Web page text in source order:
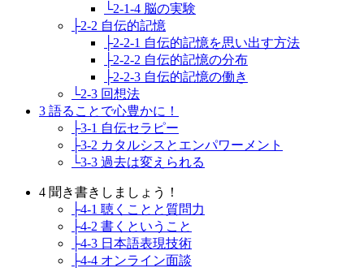
└2-1-4 脳の実験
├2-2 自伝的記憶
├2-2-1 自伝的記憶を思い出す方法
├2-2-2 自伝的記憶の分布
├2-2-3 自伝的記憶の働き
└2-3 回想法
3 語ることで心豊かに！
├3-1 自伝セラピー
├3-2 カタルシスとエンパワーメント
└3-3 過去は変えられる
4 聞き書きしましょう！
├4-1 聴くことと質問力
├4-2 書くということ
├4-3 日本語表現技術
├4-4 オンライン面談